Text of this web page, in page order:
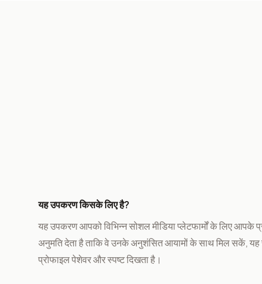
यह उपकरण किसके लिए है?
यह उपकरण आपको विभिन्न सोशल मीडिया प्लेटफार्मों के लिए आपके
अनुमति देता है ताकि वे उनके अनुशंसित आयामों के साथ मिल सकें,
प्रोफाइल पेशेवर और स्पष्ट दिखता है।